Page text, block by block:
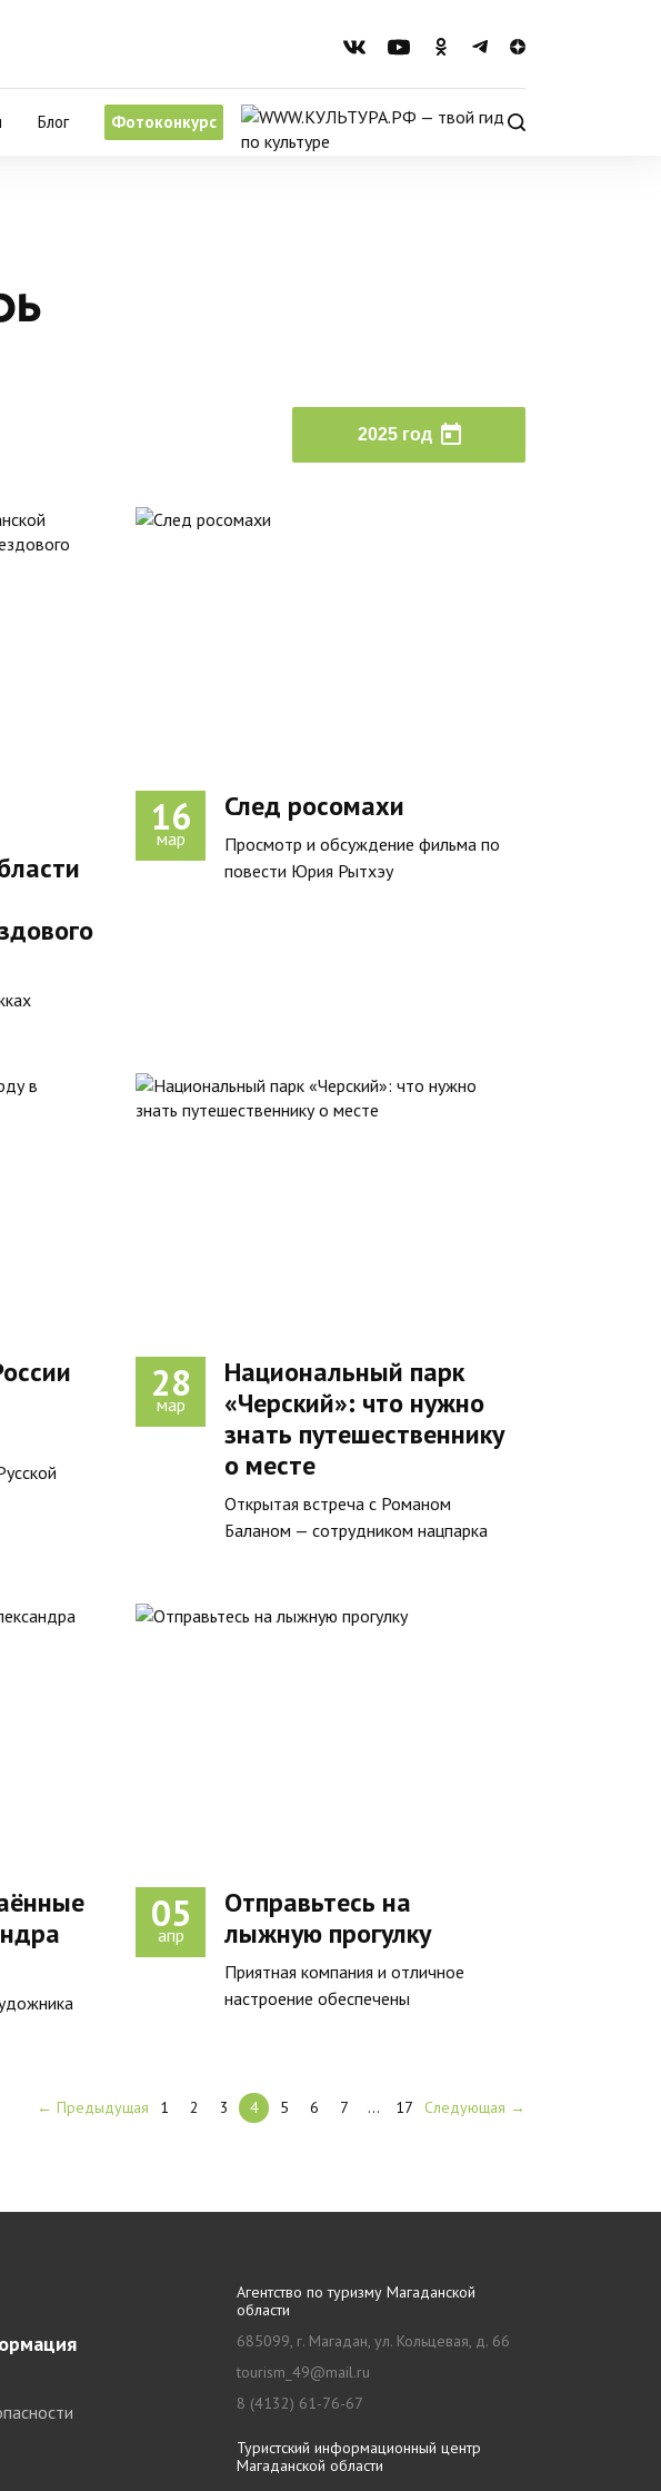
Блог Фотоконкурс
2025 год
16
мар
След росомахи
Просмотр и обсуждение фильма по
повести Юрия Рытхэу
28
мар
Национальный парк
«Черский»: что нужно
знать путешественнику
о месте
Открытая встреча с Романом
Баланом — сотрудником нацпарка
05
апр
Отправьтесь на
лыжную прогулку
Приятная компания и отличное
настроение обеспечены
← Предыдущая 1 2 3 4 5 6 7 … 17 Следующая →
Агентство по туризму Магаданской
области
685099, г. Магадан, ул. Кольцевая, д. 66
tourism_49@mail.ru
8 (4132) 61-76-67
Туристский информационный центр
Магаданской области